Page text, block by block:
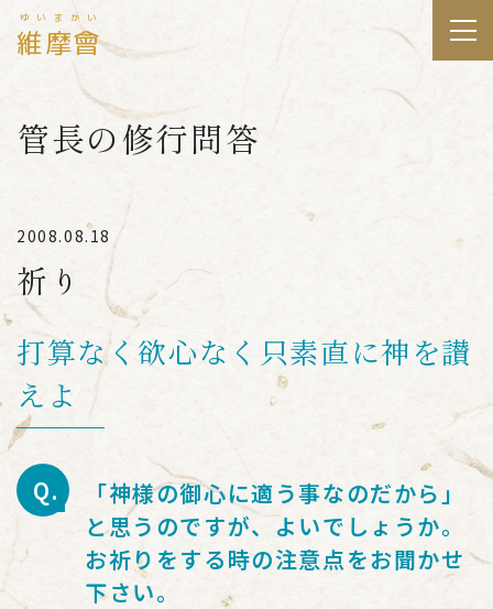
維摩會
ゆいまかい
管長の修行問答
2008.08.18
祈り
打算なく欲心なく只素直に神を讃
えよ
「神様の御心に適う事なのだから」
と思うのですが、よいでしょうか。
お祈りをする時の注意点をお聞かせ
下さい。